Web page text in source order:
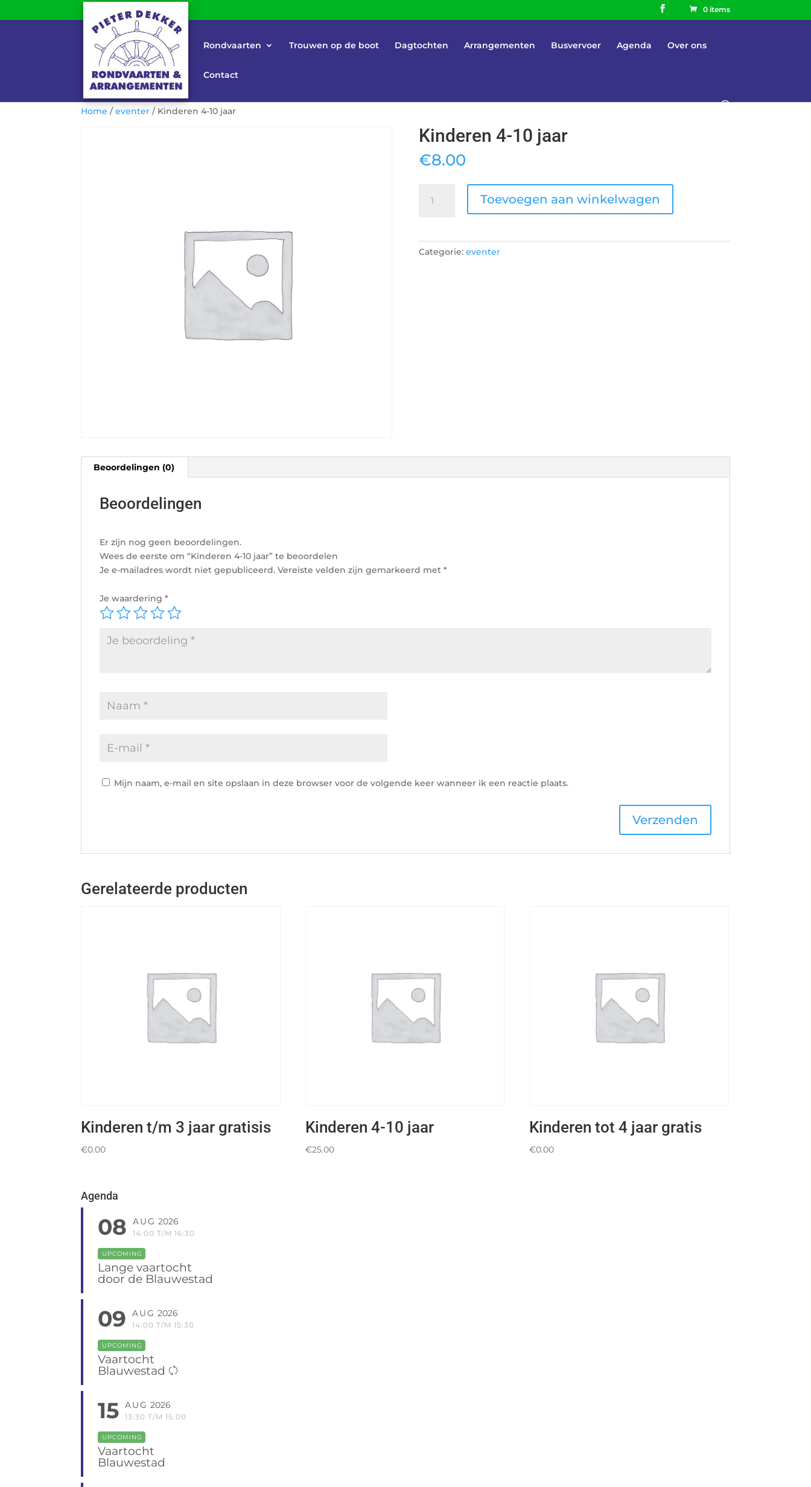
0 items
Rondvaarten Trouwen op de boot Dagtochten Arrangementen Busvervoer Agenda Over ons
Contact
Home /eventer / Kinderen 4-10 jaar
Kinderen 4-10 jaar
€8.00
Toevoegen aan winkelwagen
Categorie: eventer
Beoordelingen (0)
Beoordelingen
Er zijn nog geen beoordelingen.
Wees de eerste om “Kinderen 4-10 jaar” te beoordelen
Je e-mailadres wordt niet gepubliceerd. Vereiste velden zijn gemarkeerd met*
Je waardering*
Mijn naam, e-mail en site opslaan in deze browser voor de volgende keer wanneer ik een reactie plaats.
Gerelateerde producten
Kinderen t/m 3 jaar gratisis
€0.00
Kinderen 4-10 jaar
€25.00
Kinderen tot 4 jaar gratis
€0.00
Agenda
08 AUG 2026
14:00 T/M 16:30
UPCOMING
Lange vaartocht
door de Blauwestad
09 AUG 2026
14:00 T/M 15:30
UPCOMING
Vaartocht
Blauwestad
15 AUG 2026
13:30 T/M 15:00
UPCOMING
Vaartocht
Blauwestad